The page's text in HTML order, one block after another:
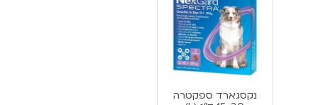
נקסגארד ספקטרה